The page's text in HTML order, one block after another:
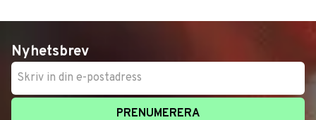
Nyhetsbrev
PRENUMERERA